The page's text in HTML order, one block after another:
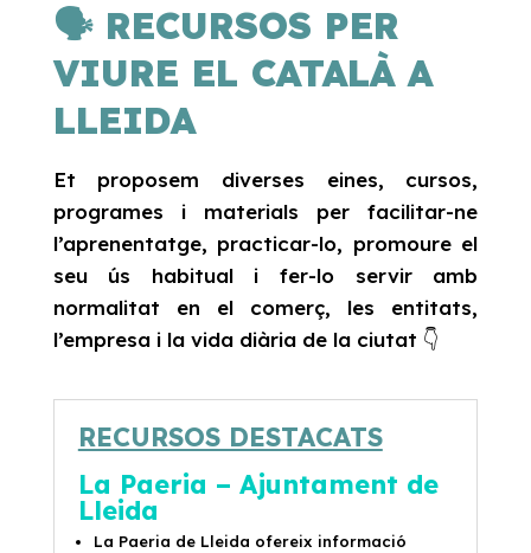
🗣️ RECURSOS PER
VIURE EL CATALÀ A
LLEIDA
Et proposem diverses eines, cursos,
programes i materials per facilitar-ne
l’aprenentatge, practicar-lo, promoure el
seu ús habitual i fer-lo servir amb
normalitat en el comerç, les entitats,
l’empresa i la vida diària de la ciutat 👇
RECURSOS DESTACATS
La Paeria – Ajuntament de
Lleida
La Paeria de Lleida ofereix informació